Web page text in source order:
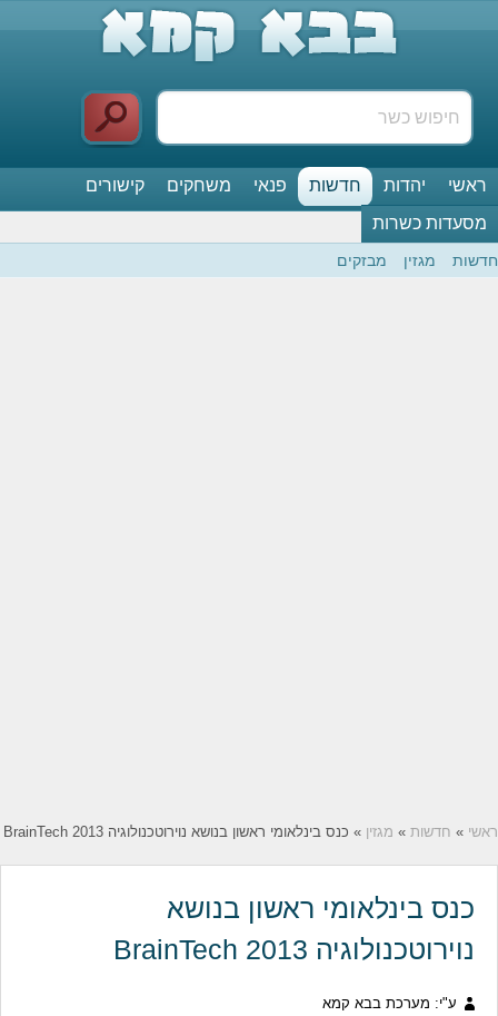
ראשי יהדות חדשות פנאי משחקים
קישורים
מסעדות כשרות
חדשות מגזין מבזקים
ראשי » חדשות » מגזין » כנס בינלאומי ראשון בנושא נוירוטכנולוגיה BrainTech 2013
כנס בינלאומי ראשון בנושא
נוירוטכנולוגיה BrainTech 2013
ע"י: מערכת בבא קמא